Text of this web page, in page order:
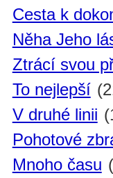
Cesta k
Něha Jeho
Ztrácí svou
To nejlepší
V druhé linii
Pohotové
Mnoho času